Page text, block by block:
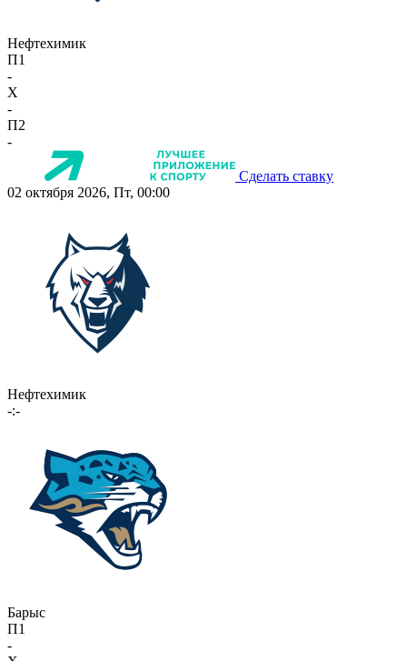
Нефтехимик
П1
-
X
-
П2
-
Сделать ставку
02 октября 2026, Пт, 00:00
Нефтехимик
-:-
Барыс
П1
-